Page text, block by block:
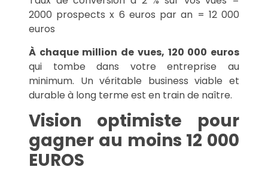
2000 prospects x 6 euros par an = 12 000
euros
À chaque million de vues, 120 000 euros
qui tombe dans votre entreprise au
minimum. Un véritable business viable et
durable à long terme est en train de naître.
Vision optimiste pour
gagner au moins 12 000
EUROS